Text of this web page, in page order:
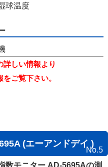
球温度
しい情報より
をご覧下さい。
(エーアンドデイ )
No.5